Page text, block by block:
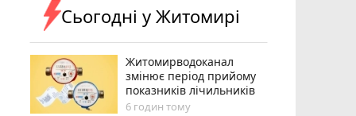
Сьогодні у Житомирі
Житомирводоканал
змінює період прийому
показників лічильників
6 годин тому